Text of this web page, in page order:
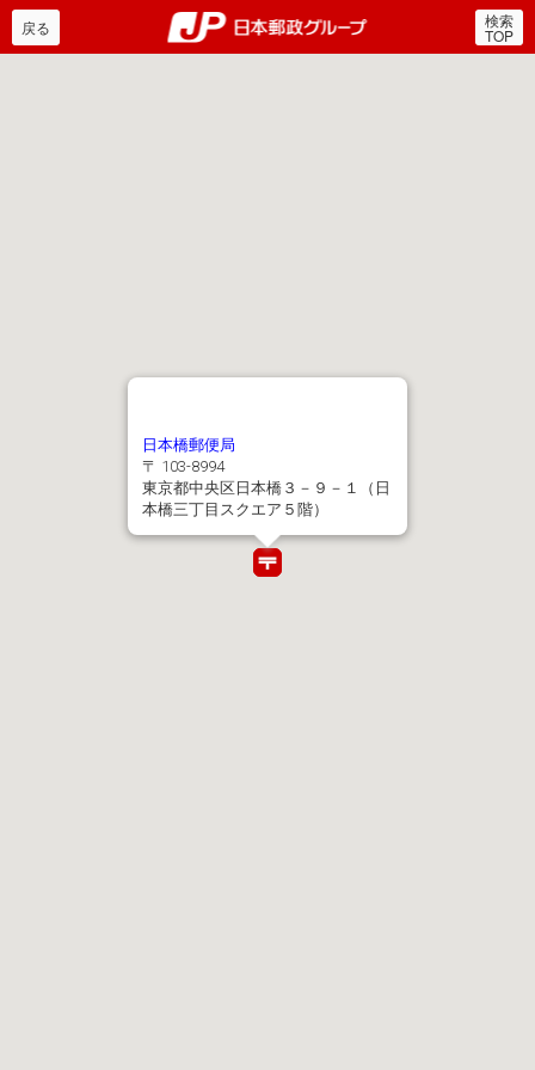
郵便局・日本郵政グルー
戻る 検索
TOP
日本橋郵便局
〒 103-8994
東京都中央区日本橋３－９－１（日
本橋三丁目スクエア５階）